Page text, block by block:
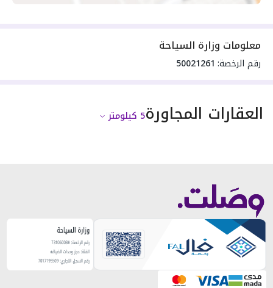
معلومات وزارة السياحة
رقم الرخصة: 50021261
العقارات المجاورة5 كيلومتر